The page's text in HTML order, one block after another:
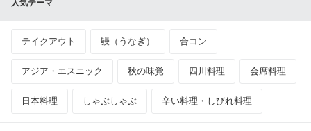
人気テーマ
テイクアウト 鰻（うなぎ） 合コン
アジア・エスニック 秋の味覚 四川料理 会席料理
日本料理 しゃぶしゃぶ 辛い料理・しびれ料理